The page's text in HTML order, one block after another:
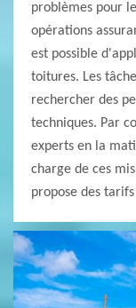
problèmes pour
opérations
est possible
toitures. Les
rechercher des
techniques. Par
experts en la
charge de ces
propose des